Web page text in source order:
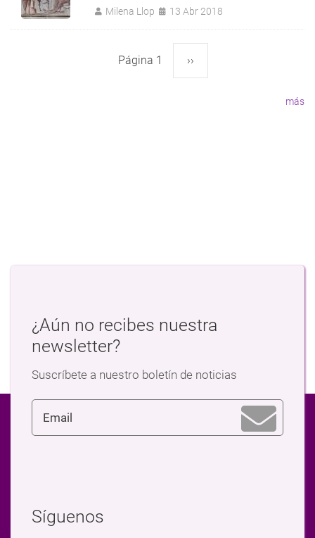
Milena Llop 13 Abr 2018
Página 1 Siguiente
››
más
¿Aún no recibes nuestra
newsletter?
Suscríbete a nuestro boletín de noticias
Síguenos